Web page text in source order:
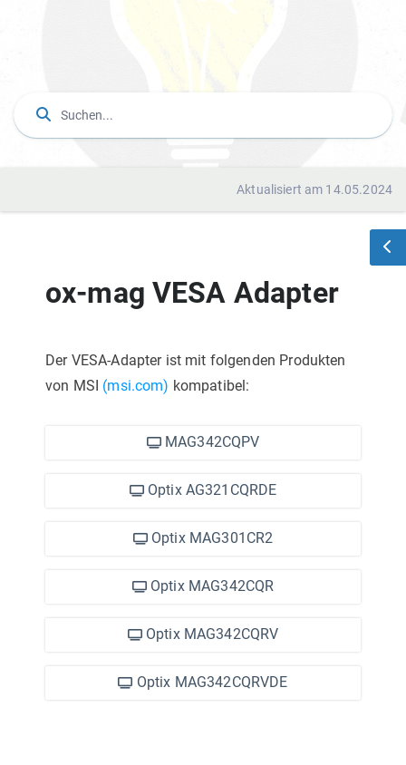
Aktualisiert am 14.05.2024
ox-mag VESA Adapter
Der VESA-Adapter ist mit folgenden Produkten
von MSI (msi.com) kompatibel:
MAG342CQPV
Optix AG321CQRDE
Optix MAG301CR2
Optix MAG342CQR
Optix MAG342CQRV
Optix MAG342CQRVDE